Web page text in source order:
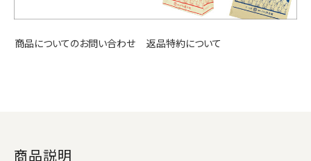
商品についてのお問い合わせ 返品特約について
商品説明